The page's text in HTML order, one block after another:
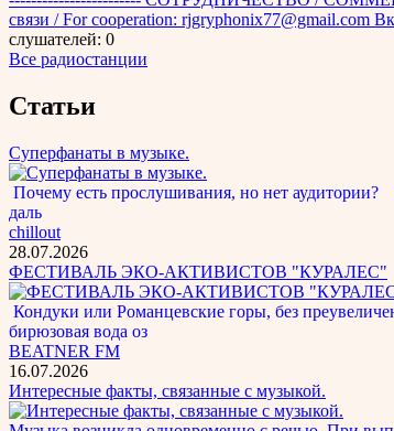
связи / For cooperation: rjgryphonix77@gmail.com
слушателей: 0
Все радиостанции
Статьи
Суперфанаты в музыке.
Почему есть прослушивания, но нет
даль
chillout
28.07.2026
ФЕСТИВАЛЬ ЭКО-АКТИВИСТОВ "КУРАЛЕС"
Кондуки или Романцевские горы, без
бирюзовая вода оз
BEATNER FM
16.07.2026
Интересные факты, связанные с музыкой.